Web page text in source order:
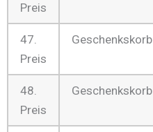
Preis
47.
Preis
Geschenkskorb
48.
Preis
Geschenkskorb